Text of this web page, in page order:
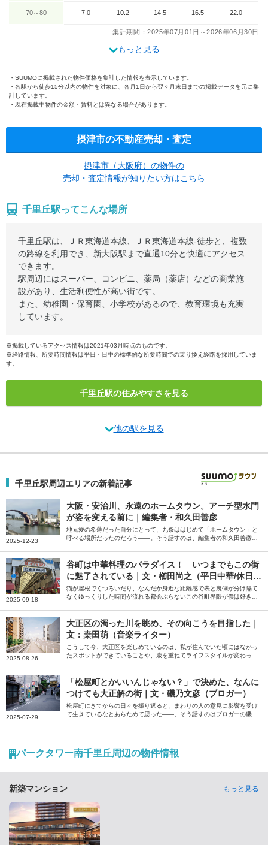
70～80 7.0 10.2 14.5 16.5 22.0
集計期間：2025年07月01日～2026年06月30日
もっと見る
SUUMOに掲載された物件価格を集計した情報を表示しています。
各駅から徒歩15分以内の物件を対象に、各月1日から翌々月末日までの掲載データを元に集
計しています。
現在掲載中物件の金額・賃料とは異なる場合があります。
摂津市の不動産売却・査定
摂津市（大阪府）の物件の
売却・査定情報が知りたい方はこちら
千里丘駅ってこんな場所
千里丘駅は、ＪＲ東海道本線、ＪＲ東海道本線-徒歩と、複数
の路線を利用でき、新大阪駅まで直通10分と快適にアクセス
できます。
駅周辺にはスーパー、コンビニ、薬局（薬店）などの商業施
設があり、生活利便性が高い街です。
また、幼稚園・保育園、小学校があるので、教育環境も充実
しています。
※掲載しているアクセス情報は2021年03月時点のものです。
※経路情報、所要時間情報は平日・日中の標準的な所要時間での乗り換え経路を採用していま
す。
千里丘駅の住みやすさを見る
他の駅を見る
千里丘駅周辺エリアの新着記事
2025-12-23
大阪・安治川、永遠のホームタウン。アーチ型水門
が姿を変える前に｜編集者・和久田善彦
地元愛の希薄だった自分にとって、九条ははじめて「ホームタウン」と
呼べる場所だったのだろう――。そう話すのは、編集者の和久田善彦さ
2025-09-18
谷町は中華料理のパラダイス！ いつまでもこの街
に魅了されている｜文・櫛田尚之（平日中華/休日中
華 代表）
猫が屋根でくつろいだり、なんだか身近な距離感で表と裏側が分け隔て
なくゆっくりした時間が流れる都会ぶらないこの谷町界隈が僕は好きだ
いただきました。
2025-08-26
大正区の濁った川を眺め、その向こうを目指した｜
文：桒田萌（音楽ライター）
こうして今、大正区を楽しめているのは、私が住んでいた頃にはなかっ
たスポットができていることや、歳を重ねてライフスタイルが変わった
っていただきました。
2025-07-29
「松屋町とかいいんじゃない？」で決めた、なんに
つけても大正解の街｜文・磯乃文彦（ブロガー）
松屋町にきてからの日々を振り返ると、まわりの人の意見に影響を受け
て生きているなとあらためて思った――。そう話すのはブロガーの磯乃
パークタワー南千里丘周辺の物件情報
新築マンション もっと見る